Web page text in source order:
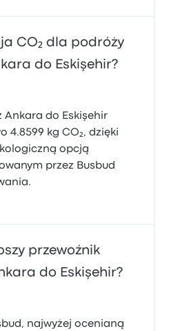
CO₂ dla podróży
do Eskişehir?
Ankara do Eskişehir
4.8599 kg CO₂, dzięki
opcją
przez Busbud
przewoźnik
do Eskişehir?
najwyżej ocenianą